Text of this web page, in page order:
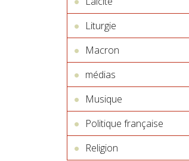
Liturgie
Macron
médias
Musique
Politique française
Religion